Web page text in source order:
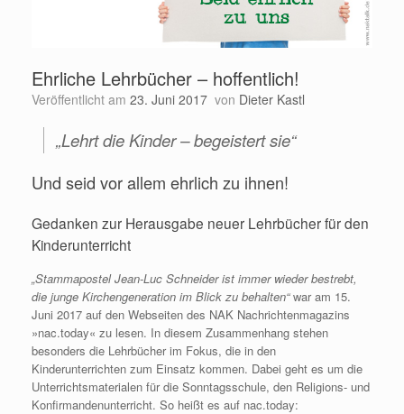
Ehrliche Lehrbücher – hoffentlich!
Veröffentlicht am 23. Juni 2017 von Dieter Kastl
„Lehrt die Kinder – begeistert sie“
Und seid vor allem ehrlich zu ihnen!
Gedanken zur Herausgabe neuer Lehrbücher für den
Kinderunterricht
„Stammapostel Jean-Luc Schneider ist immer wieder bestrebt,
die junge Kirchengeneration im Blick zu behalten“war am 15.
Juni 2017 auf den Webseiten des NAK Nachrichtenmagazins
»nac.today« zu lesen. In diesem Zusammenhang stehen
besonders die Lehrbücher im Fokus, die in den
Kinderunterrichten zum Einsatz kommen. Dabei geht es um die
Unterrichtsmaterialen für die Sonntagsschule, den Religions- und
Konfirmandenunterricht. So heißt es auf nac.today: